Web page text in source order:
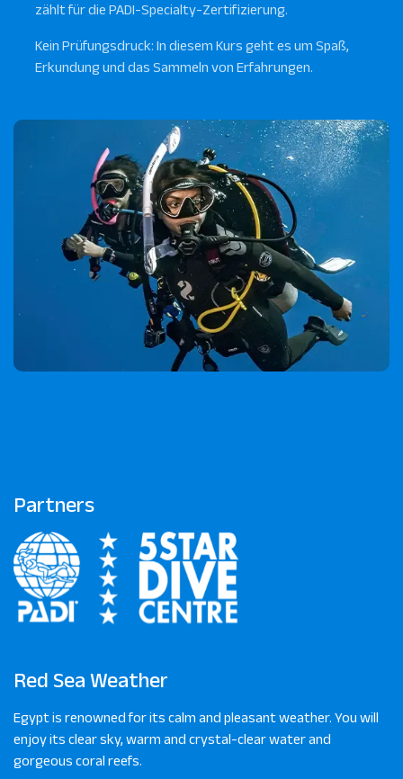
zählt für die PADI-Specialty-Zertifizierung.
Kein Prüfungsdruck: In diesem Kurs geht es um Spaß,
Erkundung und das Sammeln von Erfahrungen.
Partners
Red Sea Weather
Egypt is renowned for its calm and pleasant weather. You will
enjoy its clear sky, warm and crystal-clear water and
gorgeous coral reefs.